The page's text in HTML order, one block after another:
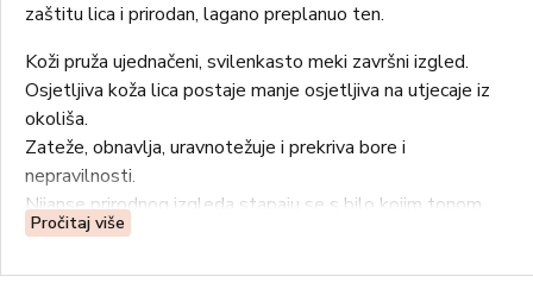
zaštitu lica i prirodan, lagano preplanuo ten.
Koži pruža ujednačeni, svilenkasto meki završni izgled.
Osjetljiva koža lica postaje manje osjetljiva na utjecaje iz
okoliša.
Zateže, obnavlja, uravnotežuje i prekriva bore i
nepravilnosti.
Nijanse prirodnog izgleda stapaju se s bilo kojim tonom
kože i sprječavaju neželjeni sjaj.
UPOTREBA:
Pročitaj više